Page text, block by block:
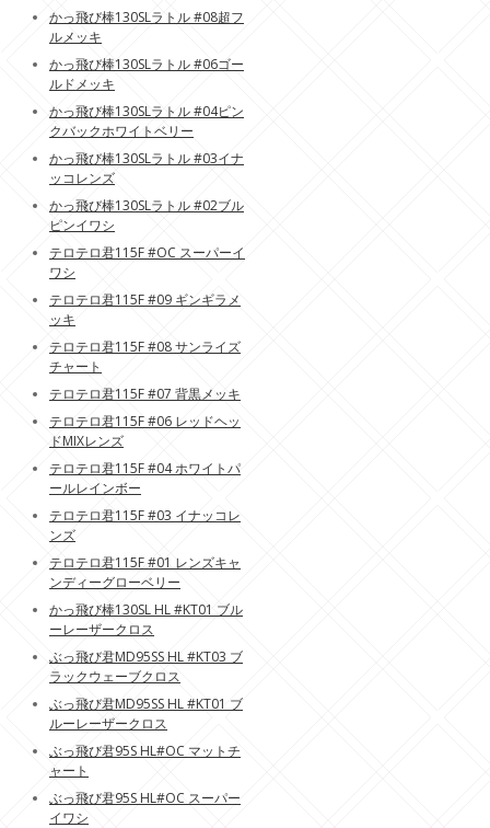
かっ飛び棒130SLラトル #08超フ
ルメッキ
かっ飛び棒130SLラトル #06ゴー
ルドメッキ
かっ飛び棒130SLラトル #04ピン
クバックホワイトベリー
かっ飛び棒130SLラトル #03イナ
ッコレンズ
かっ飛び棒130SLラトル #02ブル
ピンイワシ
テロテロ君115F #OC スーパーイ
ワシ
テロテロ君115F #09 ギンギラメ
ッキ
テロテロ君115F #08 サンライズ
チャート
テロテロ君115F #07 背黒メッキ
テロテロ君115F #06 レッドヘッ
ドMIXレンズ
テロテロ君115F #04 ホワイトパ
ールレインボー
テロテロ君115F #03 イナッコレ
ンズ
テロテロ君115F #01 レンズキャ
ンディーグローベリー
かっ飛び棒130SL HL #KT01 ブル
ーレーザークロス
ぶっ飛び君MD95SS HL #KT03 ブ
ラックウェーブクロス
ぶっ飛び君MD95SS HL #KT01 ブ
ルーレーザークロス
ぶっ飛び君95S HL#OC マットチ
ャート
ぶっ飛び君95S HL#OC スーパー
イワシ